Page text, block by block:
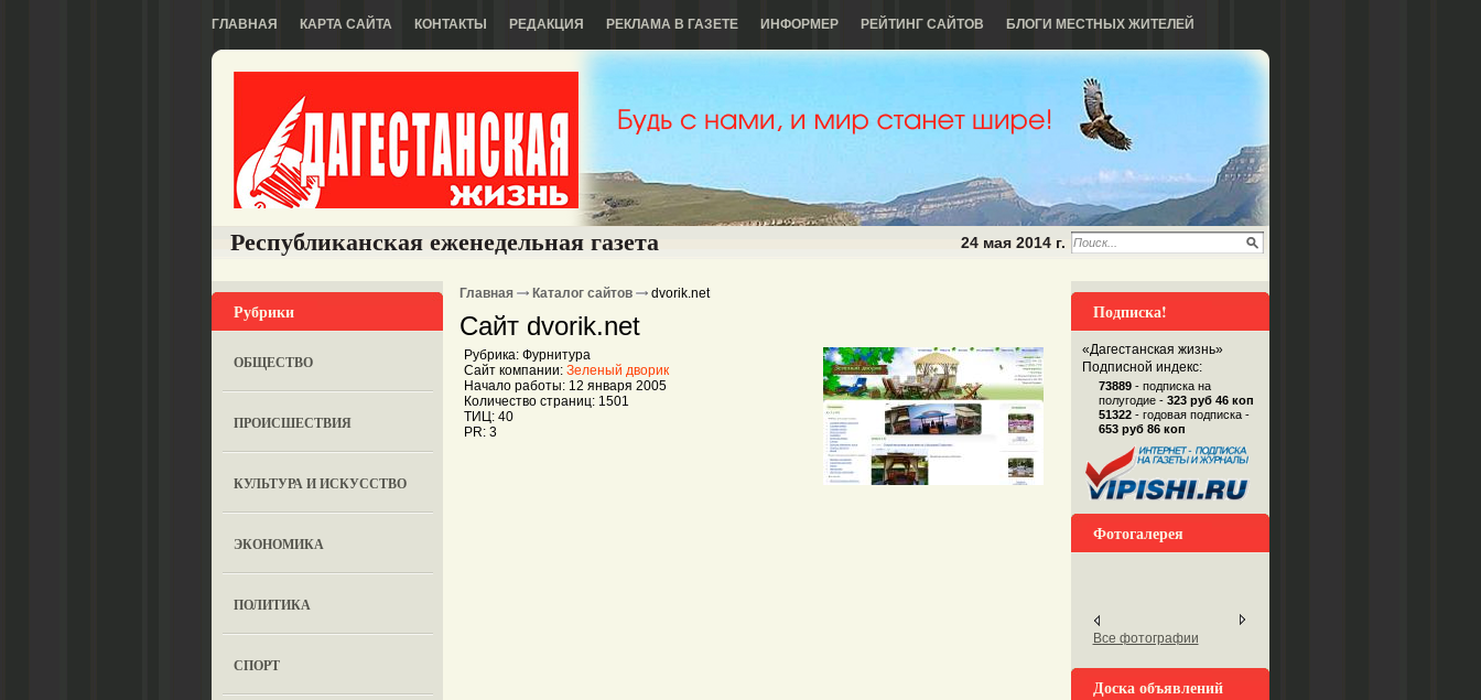
ГЛАВНАЯ КАРТА САЙТА КОНТАКТЫ РЕДАКЦИЯ РЕКЛАМА В ГАЗЕТЕ ИНФОРМЕР РЕЙТИНГ САЙТОВ БЛОГИ МЕСТНЫХ ЖИТЕЛЕЙ
Республиканская еженедельная газета 24 мая 2014 г.
Рубрики
ОБЩЕСТВО
ПРОИСШЕСТВИЯ
КУЛЬТУРА И ИСКУССТВО
ЭКОНОМИКА
ПОЛИТИКА
СПОРТ
Главная Каталог сайтов dvorik.net
Сайт dvorik.net
Рубрика: Фурнитура
Сайт компании: Зеленый дворик
Начало работы: 12 января 2005
Количество страниц: 1501
ТИЦ: 40
PR: 3
Подписка!
«Дагестанская жизнь»
Подписной индекс:
73889 - подписка на
полугодие - 323 руб 46 коп
51322 - годовая подписка -
653 руб 86 коп
Фотогалерея
Все фотографии
Доска объявлений